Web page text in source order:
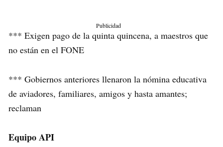
Publicidad
*** Exigen pago de la quinta quincena, a maestros que
no están en el FONE
*** Gobiernos anteriores llenaron la nómina educativa
de aviadores, familiares, amigos y hasta amantes;
reclaman
Equipo API